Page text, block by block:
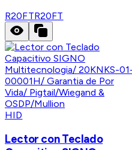
R20FTR20FT
HID
Lector con Teclado